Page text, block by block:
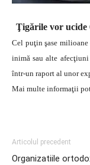
Ţigările vor ucide
Cel puţin şase
inimă sau alte afecţiuni
într-un raport al unor
Mai multe informaţii
Articolul precedent
Organizatiile